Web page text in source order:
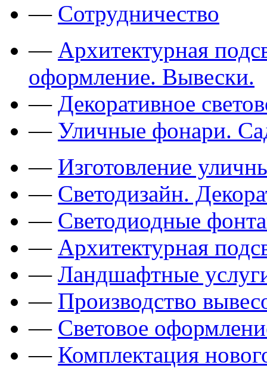
— Сотрудничество
— Архитектурная
оформление. Вывески.
— Декоративное
— Уличные фонари.
— Изготовление
— Светодизайн.
— Светодиодные
— Архитектурная
— Ландшафтные
— Производство
— Световое
— Комплектация